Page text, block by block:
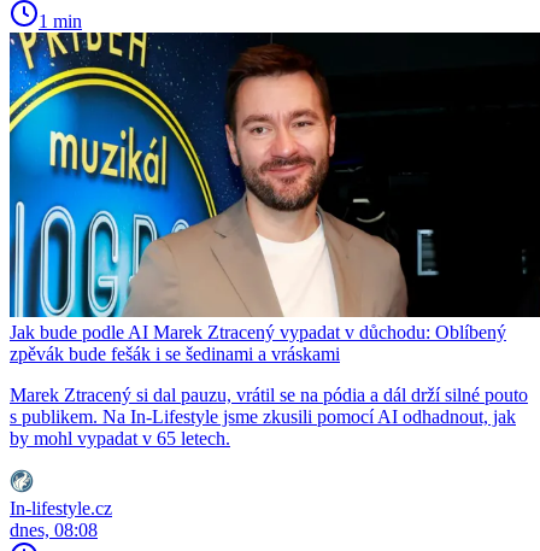
1 min
Jak bude podle AI Marek Ztracený vypadat v důchodu: Oblíbený
zpěvák bude fešák i se šedinami a vráskami
Marek Ztracený si dal pauzu, vrátil se na pódia a dál drží silné pouto
s publikem. Na In-Lifestyle jsme zkusili pomocí AI odhadnout, jak
by mohl vypadat v 65 letech.
In-lifestyle.cz
dnes, 08:08